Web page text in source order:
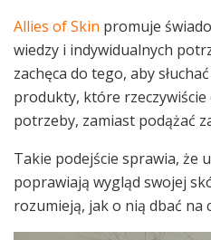
Allies of Skin promuje
wiedzy i indywidualnych
zachęca do tego, aby
produkty, które
potrzeby, zamiast podążać
Takie podejście sprawia, że
poprawiają wygląd swojej
rozumieją, jak o nią dbać na